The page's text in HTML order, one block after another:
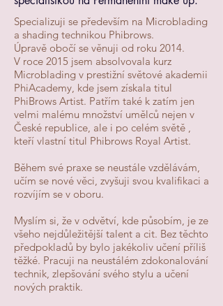
Specializuji se především na Microblading
a shading technikou Phibrows.
Úpravě obočí se věnuji od roku 2014.
V roce 2015 jsem absolvovala kurz
Microblading v prestižní světové akademii
PhiAcademy, kde jsem získala titul
PhiBrows Artist. Patřím také k zatím jen
velmi malému množství umělců nejen v
České republice, ale i po celém světě ,
kteří vlastní titul Phibrows Royal Artist.
Během své praxe se neustále vzdělávám,
učím se nové věci, zvyšuji svou kvalifikaci a
rozvíjím se v oboru.
Myslím si, že v odvětví, kde působím, je ze
všeho nejdůležitější talent a cit. Bez těchto
předpokladů by bylo jakékoliv učení příliš
těžké. Pracuji na neustálém zdokonalování
technik, zlepšování svého stylu a učení
nových praktik.